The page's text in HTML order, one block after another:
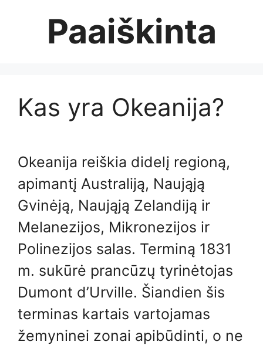
Paaiškinta
Kas yra Okeanija?
Okeanija reiškia didelį regioną,
apimantį Australiją, Naująją
Gvinėją, Naująją Zelandiją ir
Melanezijos, Mikronezijos ir
Polinezijos salas. Terminą 1831
m. sukūrė prancūzų tyrinėtojas
Dumont d’Urville. Šiandien šis
terminas kartais vartojamas
žemyninei zonai apibūdinti, o ne